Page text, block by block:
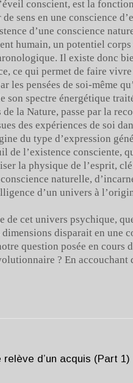
conscient, est la
sens en une conscience
d’une conscience
humain, un potentiel
Il existe donc
ce qui permet de faire
les pensées de soi-même
son spectre énergétique
la Nature, passe par la
des expériences de soi
du type d’expression
de l’existence consciente,
la physique de l’esprit,
naturelle,
d’un univers à
de cet univers psychique,
disparait en une
question posée en cours
? En accouchant
d’un acquis (Part 1)